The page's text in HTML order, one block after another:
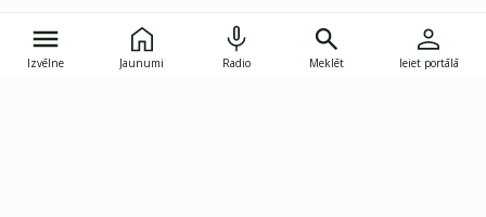
Izvēlne Jaunumi Radio Meklēt Ieiet portālā